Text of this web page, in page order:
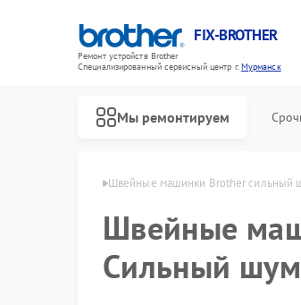
FIX-BROTHER
Ремонт устройств Brother
Специализированный cервисный центр г.Мурманск
Мы ремонтируем
Швейные машинки Brother сильный
Швейные
Сильный